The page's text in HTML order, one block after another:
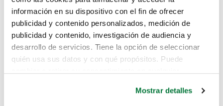
información en su dispositivo con el fin de ofrecer
publicidad y contenido personalizados, medición de
publicidad y contenido, investigación de audiencia y
desarrollo de servicios. Tiene la opción de seleccionar
quién usa sus datos y con qué propósitos. Puede
Mostrar detalles
Lo sentimos, no sabemos como
te hemos traido hasta aquí.
Pero puedes encontrar el coche que estás
buscando en alguno de estos enlaces: